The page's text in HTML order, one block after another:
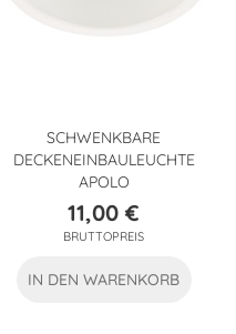
SCHWENKBARE
DECKENEINBAULEUCHTE
APOLO
Preis
11,00 €
BRUTTOPREIS
IN DEN WARENKORB